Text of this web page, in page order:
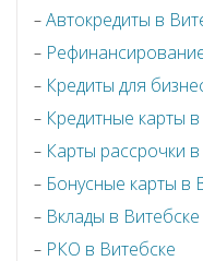
Автокредиты в
Кредиты для
Кредитные карты
Карты рассрочки
Бонусные карты в
Вклады в Витебске
РКО в Витебске